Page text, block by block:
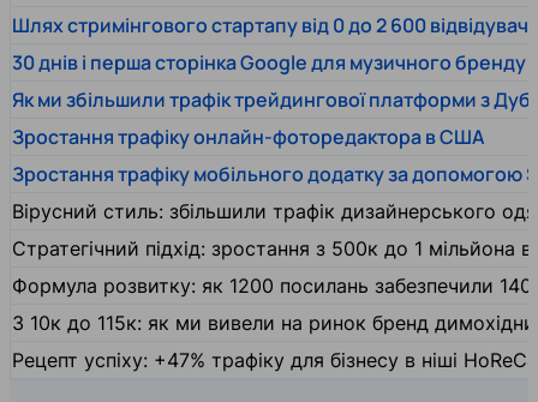
Шлях стримінгового стартапу від 0 до 2 600
30 днів і перша сторінка Google для музичного бренду
Як ми збільшили трафік трейдингової платформи з
Зростання трафіку онлайн-фоторедактора в США
Зростання трафіку мобільного додатку за допомогою
Вірусний стиль: збільшили трафік дизайнерського
Стратегічний підхід: зростання з 500к до 1 мільйона
Формула розвитку: як 1200 посилань забезпечили
З 10к до 115к: як ми вивели на ринок бренд
Рецепт успіху: +47% трафіку для бізнесу в ніші HoReCa